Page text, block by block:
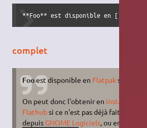
**Foo** est disponible en
complet
Fooest disponible en Flatpaksur le
On peut donc l'obtenir en installant
Flathubsi ce n'est pas déjà fait, puis
depuis GNOME Logiciels , ou en